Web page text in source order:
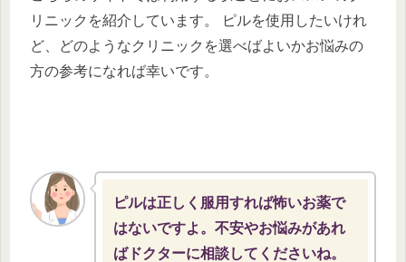
リニックを紹介しています。 ピルを使用したいけれ
ど、どのようなクリニックを選べばよいかお悩みの
方の参考になれば幸いです。
ピルは正しく服用すれば怖いお薬で
はないですよ。不安やお悩みがあれ
ばドクターに相談してくださいね。